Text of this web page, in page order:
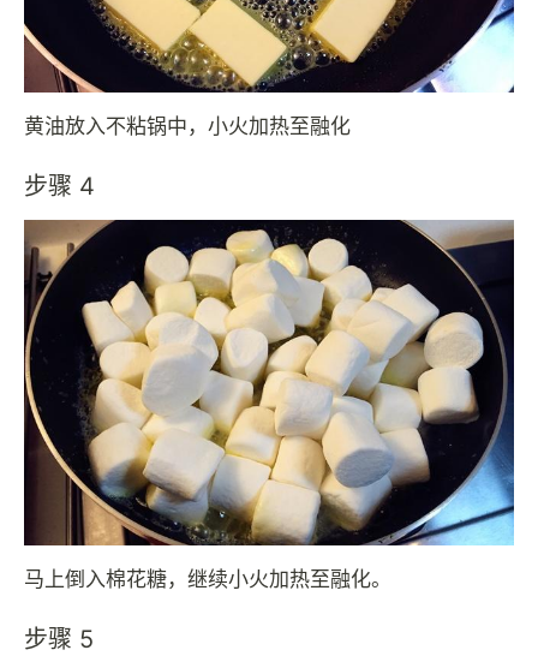
黄油放入不粘锅中，小火加热至融化
步骤 4
马上倒入棉花糖，继续小火加热至融化。
步骤 5